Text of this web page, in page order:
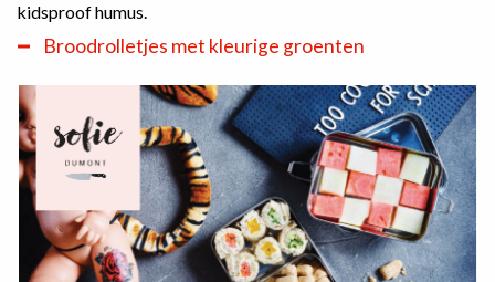
kidsproof humus.
Broodrolletjes met kleurige groenten